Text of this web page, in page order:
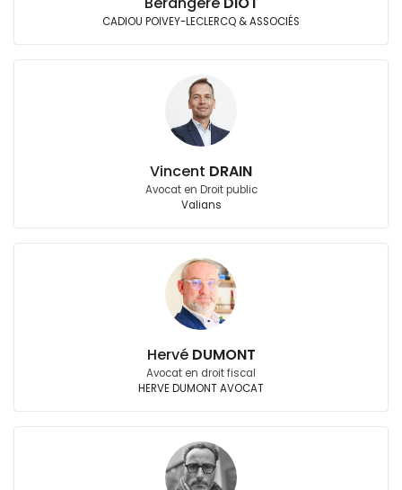
CADIOU POIVEY-LECLERCQ & ASSOCIÉS
Vincent DRAIN
Avocat en Droit public
Valians
Hervé DUMONT
Avocat en droit fiscal
HERVE DUMONT AVOCAT